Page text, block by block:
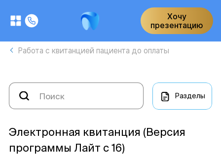
Хочу
презентацию
Работа с квитанцией пациента до оплаты
Разделы
Электронная квитанция (Версия
программы Лайт с 16)